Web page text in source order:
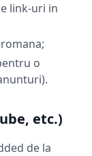
link-uri in
o
etc.)
de la